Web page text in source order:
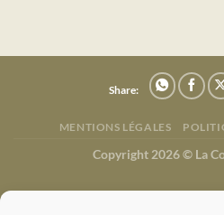
Share:
MENTIONS LÉGALES
Copyright 2026 © La